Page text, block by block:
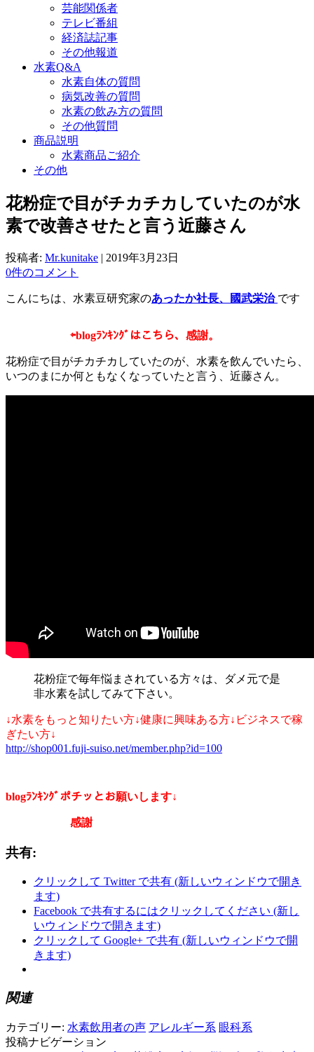
芸能関係者
テレビ番組
経済誌記事
その他報道
水素Q&A
水素自体の質問
病気改善の質問
水素の飲み方の質問
その他質問
商品説明
水素商品ご紹介
その他
花粉症で目がチカチカしていたのが水
素で改善させたと言う近藤さん
投稿者: Mr.kunitake | 2019年3月23日
0件のコメント
こんにちは、水素豆研究家のあったか社長、國武栄治 です
⇦blogﾗﾝｷﾝｸﾞはこちら、感謝。
花粉症で目がチカチカしていたのが、水素を飲んでいたら、
いつのまにか何ともなくなっていたと言う、近藤さん。
花粉症で毎年悩まされている方々は、ダメ元で是
非水素を試してみて下さい。
↓水素をもっと知りたい方↓健康に興味ある方↓ビジネスで稼
ぎたい方↓
http://shop001.fuji-suiso.net/member.php?id=100
blogﾗﾝｷﾝｸﾞポチッとお願いします↓
感謝
共有:
クリックして Twitter で共有 (新しいウィンドウで開き
ます)
Facebook で共有するにはクリックしてください (新し
いウィンドウで開きます)
クリックして Google+ で共有 (新しいウィンドウで開
きます)
関連
カテゴリー: 水素飲用者の声 アレルギー系 眼科系
投稿ナビゲーション